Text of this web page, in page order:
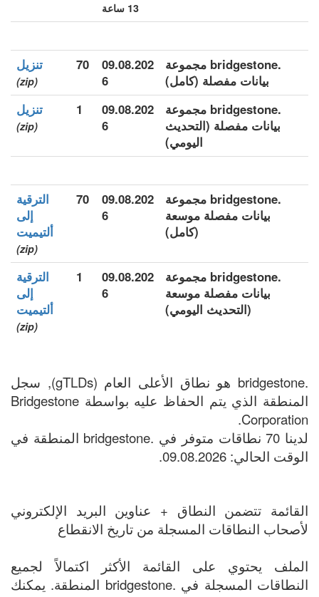
13 ساعة
.bridgestone مجموعة
بيانات مفصلة (كامل)
09.08.202
6
70 تنزيل
(zip)
.bridgestone مجموعة
بيانات مفصلة (التحديث
اليومي)
09.08.202
6
1 تنزيل
(zip)
.bridgestone مجموعة
بيانات مفصلة موسعة
(كامل)
09.08.202
6
70
الترقية
إلى
ألتيميت
(zip)
.bridgestone مجموعة
بيانات مفصلة موسعة
(التحديث اليومي)
09.08.202
6
1
الترقية
إلى
ألتيميت
(zip)
.bridgestone هو نطاق الأعلى العام (gTLDs), سجل
المنطقة الذي يتم الحفاظ عليه بواسطة Bridgestone
Corporation.
لدينا 70 نطاقات متوفر في .bridgestone المنطقة في
الوقت الحالي: 09.08.2026.
القائمة تتضمن النطاق + عناوين البريد الإلكتروني
لأصحاب النطاقات المسجلة من تاريخ الانقطاع
الملف يحتوي على القائمة الأكثر اكتمالاً لجميع
النطاقات المسجلة في .bridgestone المنطقة. يمكنك